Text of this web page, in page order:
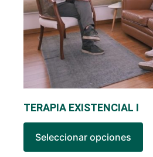
TERAPIA EXISTENCIAL I
Seleccionar opciones